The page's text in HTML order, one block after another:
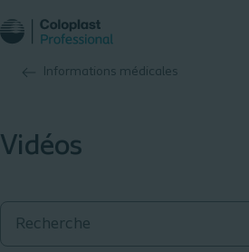
Informations médicales
Vidéos